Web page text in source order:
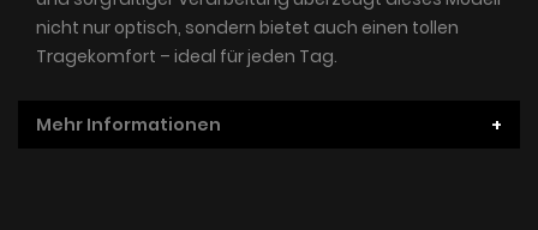
nicht nur optisch, sondern bietet auch einen tollen
Tragekomfort – ideal für jeden Tag.
Mehr Informationen